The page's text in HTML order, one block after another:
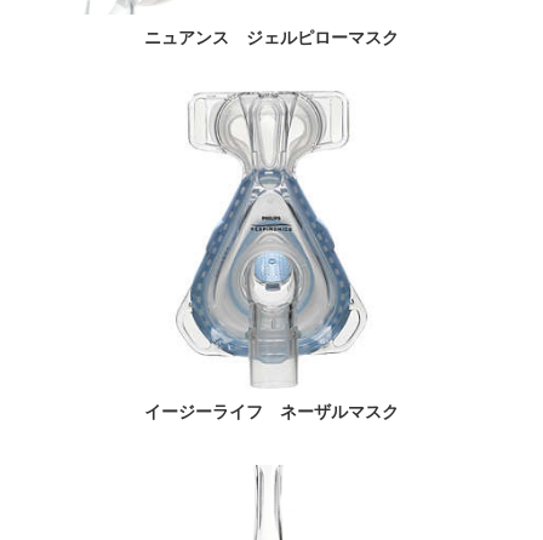
ニュアンス ジェルピローマスク
イージーライフ ネーザルマスク